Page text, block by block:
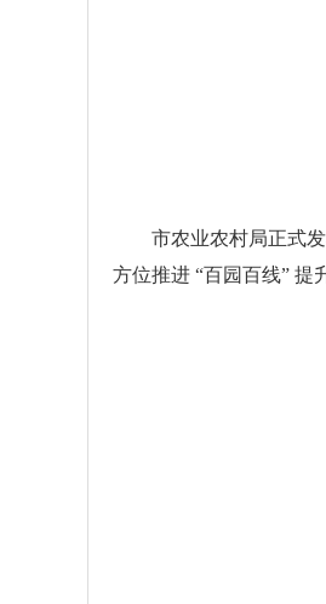
市农业农村局正式发布
方位推进 “百园百线” 提